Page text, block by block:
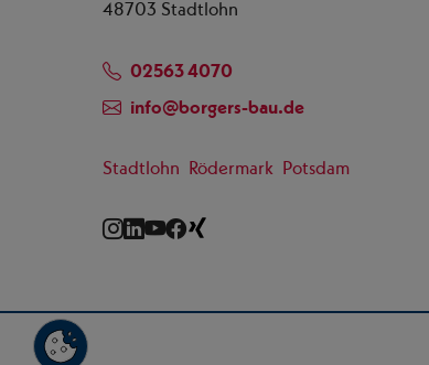
48703 Stadtlohn
02563 4070
info@borgers-bau.de
Stadtlohn Rödermark Potsdam
Instagram
LinkedIn
YouTube
Facebook